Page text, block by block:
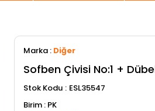
Marka : Diğer
Sofben Çivisi No:1 +
Stok Kodu
ESL35547
PK